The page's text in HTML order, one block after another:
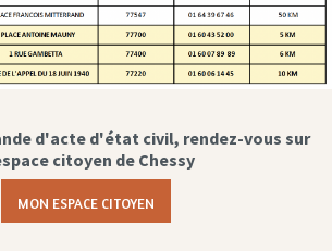
d'acte d'état civil, rendez-vous sur
citoyen de Chessy
MON ESPACE CITOYEN